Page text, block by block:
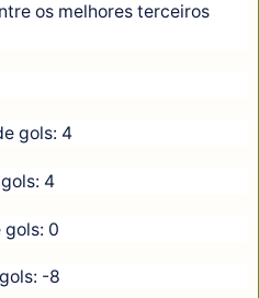
os melhores terceiros
gols: 4
4
gols: 0
-8